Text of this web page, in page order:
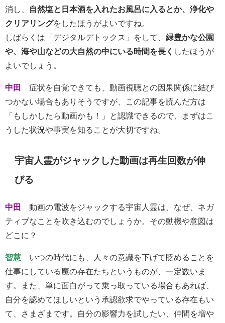
消し、
自然塩と日本酒を入れたお風呂に入るとか、浄化や
クリアリングをしたほうがよいですね。
しばらくは「デジタルデトックス」をして、 緑豊かな公園
や、海や山などの大自然の中にいる時間を長く したほうが
よいでしょう。
中田
症状を自覚できても、動画視聴との因果関係に結び
つかない場合もありそうですが、この記事を読んだ方は
「もしかしたら動画かも！」と認識できるので、まずはこ
うした状況や事実を知ることが大切ですね。
宇宙人霊がジャックした動画は再生回数が伸
びる
中田
動画の電波をジャックする宇宙人霊は、なぜ、ネガ
ティブなことを吹き込むのでしょうか。その動機や意図は
どこに？
智慧 いつの時代にも、人々の意識を下げて貶めることを
仕事にしている魔の存在たちというものが、一定数いま
す。また、単に面白がって乗っ取っている場合もあれば、
自分を認めてほしいという承認欲求でやっている存在もい
て、さまざまです。自分の影響力を試したい、仲間を増や